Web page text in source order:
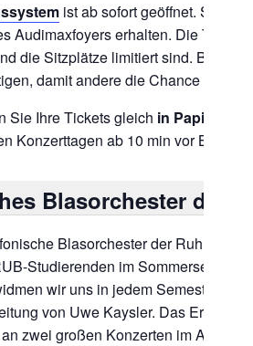
ist ab sofort geöffnet.
Audimaxfoyers erhalten. Die
die Sitzplätze limitiert sind. Bitte
damit andere die Chance
Sie Ihre Tickets gleich in
Konzerttagen ab 10 min vor Beginn
Blasorchester der
Blasorchester der Ruhr-
Studierenden im
wir uns in jedem Semester an
von Uwe Kaysler. Das
zwei großen Konzerten im